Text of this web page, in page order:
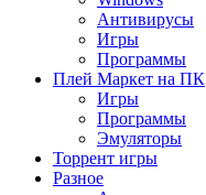
Антивирусы
Игры
Программы
Плей Маркет на ПК
Игры
Программы
Эмуляторы
Торрент игры
Разное